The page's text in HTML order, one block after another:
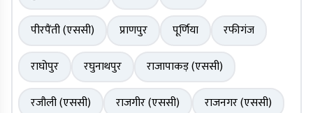
पीरपैंती (एससी)
प्राणपुर पूर्णिया
रफीगंज
राघोपुर
रघुनाथपुर
राजापाकड़ (एससी)
रजौली (एससी)
राजगीर (एससी)
राजनगर (एससी)